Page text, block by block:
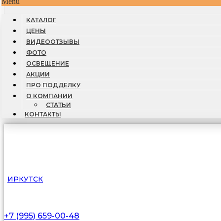
КАТАЛОГ
ЦЕНЫ
ВИДЕООТЗЫВЫ
ФОТО
ОСВЕЩЕНИЕ
АКЦИИ
ПРО ПОДДЕЛКУ
О КОМПАНИИ
СТАТЬИ
КОНТАКТЫ
ИРКУТСК
+7 (995) 659-00-48